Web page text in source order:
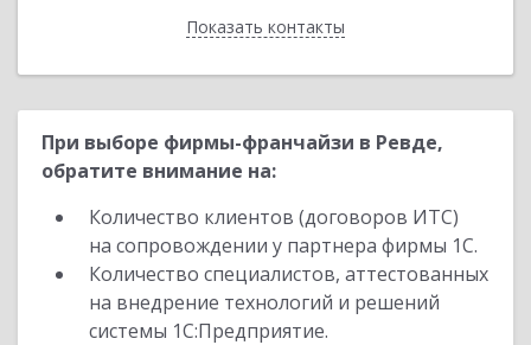
Показать контакты
Назад
При выборе фирмы-франчайзи в Ревде,
обратите внимание на:
Количество клиентов (договоров ИТС)
на сопровождении у партнера фирмы 1С.
Количество специалистов, аттестованных
на внедрение технологий и решений
системы 1С:Предприятие.